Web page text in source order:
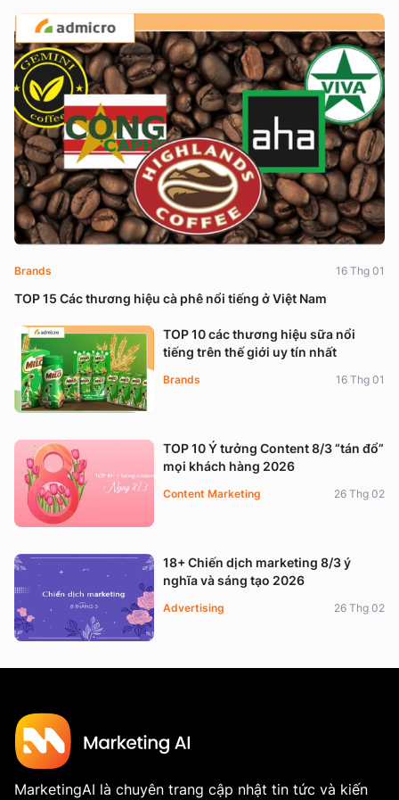
TOP 15 Các thương hiệu cà phê nổi tiếng ở Việt Nam
Brands 16 Thg 01
TOP 10 các thương hiệu sữa nổi
tiếng trên thế giới uy tín nhất
Brands 16 Thg 01
TOP 10 Ý tưởng Content 8/3 “tán đổ”
mọi khách hàng 2026
Content Marketing 26 Thg 02
18+ Chiến dịch marketing 8/3 ý
nghĩa và sáng tạo 2026
Advertising 26 Thg 02
MarketingAI là chuyên trang cập nhật tin tức và kiến